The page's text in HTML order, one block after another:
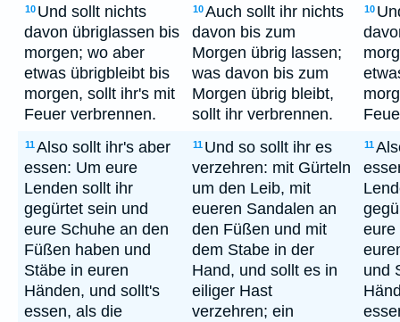
10 Und sollt nichts
davon übriglassen bis
morgen; wo aber
etwas übrigbleibt bis
morgen, sollt ihr's mit
Feuer verbrennen.
10Auch sollt ihr nichts
davon bis zum
Morgen übrig lassen;
was davon bis zum
Morgen übrig bleibt,
sollt ihr verbrennen.
10
11Also sollt ihr's aber
essen: Um eure
Lenden sollt ihr
gegürtet sein und
eure Schuhe an den
Füßen haben und
Stäbe in euren
Händen, und sollt's
essen, als die
11 Und so sollt ihr es
verzehren: mit Gürteln
um den Leib, mit
eueren Sandalen an
den Füßen und mit
dem Stabe in der
Hand, und sollt es in
eiliger Hast
verzehren; ein
11
eure
und